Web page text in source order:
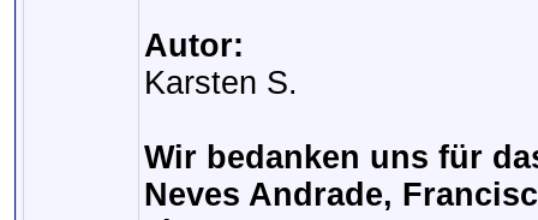
Autor:
Karsten S.
Wir bedanken uns für
Neves Andrade,